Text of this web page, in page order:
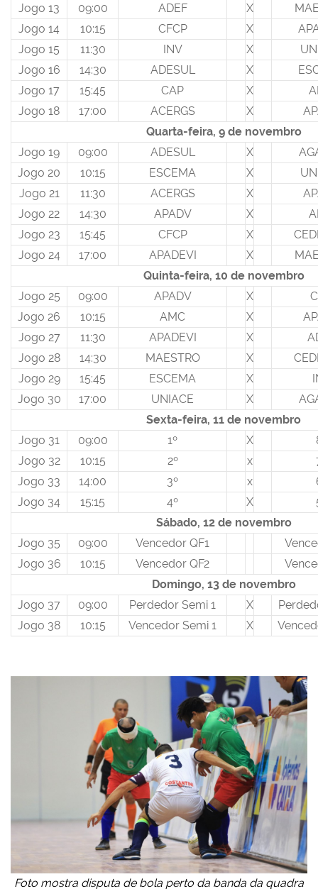
Jogo 13
09:00 ADEF X
Jogo 14
10:15 CFCP X
Jogo 15
11:30 INV X
Jogo 16
14:30 ADESUL X
Jogo 17
15:45 CAP X
Jogo 18
17:00 ACERGS X
Quarta-feira, 9 de novembro
Jogo 19
09:00 ADESUL X
Jogo 20
10:15 ESCEMA X
Jogo 21
11:30 ACERGS X
Jogo 22
14:30 APADV X
Jogo 23
15:45 CFCP X
Jogo 24
17:00 APADEVI X
Quinta-feira, 10 de novembro
Jogo 25
09:00 APADV X
Jogo 26
10:15 AMC X
Jogo 27
11:30 APADEVI X
Jogo 28
14:30 MAESTRO X
Jogo 29
15:45 ESCEMA X
Jogo 30
17:00 UNIACE X
Sexta-feira, 11 de novembro
Jogo 31
09:00 1º X
Jogo 32
10:15 2º x
Jogo 33
14:00 3º x
Jogo 34
15:15 4º X
Sábado, 12 de novembro
Jogo 35
09:00 Vencedor QF1
Jogo 36
10:15 Vencedor QF2
Domingo, 13 de novembro
Jogo 37
09:00 Perdedor Semi 1 X
Jogo 38
10:15 Vencedor Semi 1 X
Foto mostra disputa de bola perto da banda da quadra